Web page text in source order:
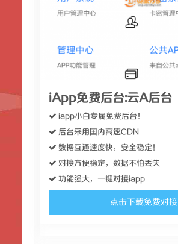
iApp免费后台:云A后台
iapp小白专属免费后台！
后台采用囯内高速CDN
数据互通速度快，安全稳定！
对接方便稳定，数据不怕丢失
功能强大，一键对接iapp
点击下载免费对接